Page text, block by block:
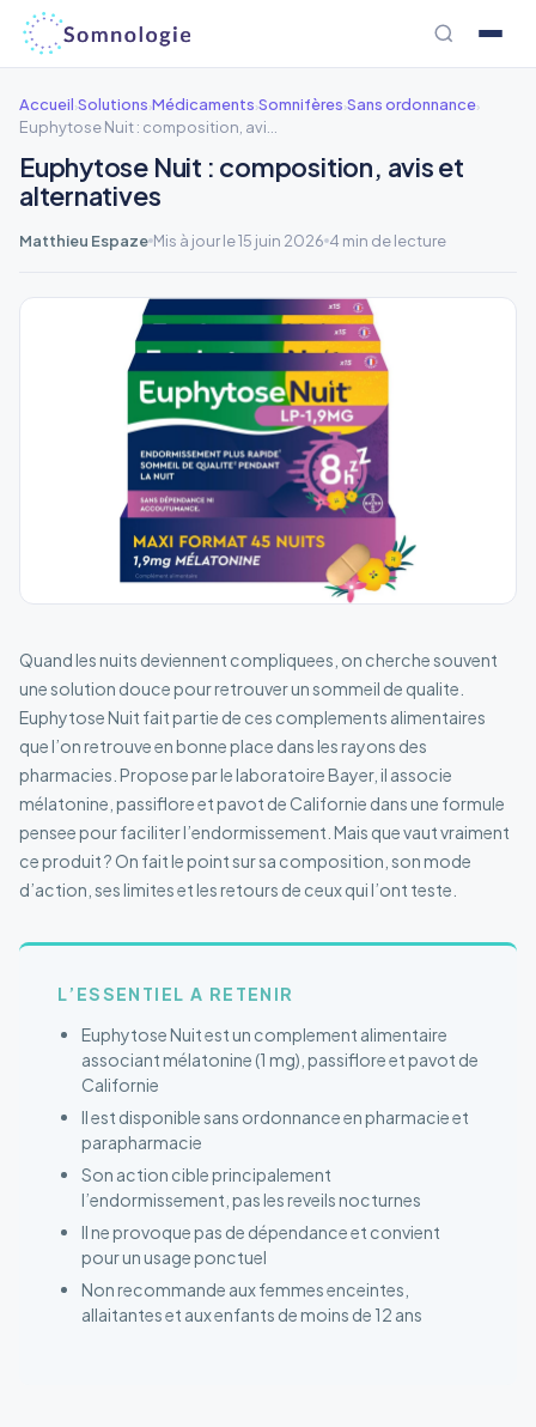
Aller
contenu
Accueil›Solutions›Médicaments›Somnifères›Sans ordonnance›
Euphytose Nuit : composition, avis et
alternatives
Matthieu Espaze Mis à jour le 15 juin 2026 4 min de lecture
Quand les nuits deviennent compliquees, on cherche souvent
une solution douce pour retrouver un sommeil de qualite.
Euphytose Nuit fait partie de ces complements alimentaires
que l’on retrouve en bonne place dans les rayons des
pharmacies. Propose par le laboratoire Bayer, il associe
mélatonine, passiflore et pavot de Californie dans une formule
pensee pour faciliter l’endormissement. Mais que vaut vraiment
ce produit ? On fait le point sur sa composition, son mode
d’action, ses limites et les retours de ceux qui l’ont teste.
L’ESSENTIEL A RETENIR
Euphytose Nuit est un complement alimentaire
associant mélatonine (1 mg), passiflore et pavot de
Californie
Il est disponible sans ordonnance en pharmacie et
parapharmacie
Son action cible principalement
l’endormissement, pas les reveils nocturnes
Il ne provoque pas de dépendance et convient
pour un usage ponctuel
Non recommande aux femmes enceintes,
allaitantes et aux enfants de moins de 12 ans